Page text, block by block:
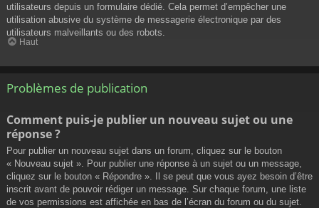
utilisateurs depuis un formulaire dédié. Cela permet d’empêcher une
utilisation abusive du système de messagerie électronique par des
utilisateurs malveillants ou des robots.
Haut
Problèmes de publication
Comment puis-je publier un nouveau sujet ou une
réponse ?
Pour publier un nouveau sujet dans un forum, cliquez sur le bouton
« Nouveau sujet ». Pour publier une réponse à un sujet ou un message,
cliquez sur le bouton « Répondre ». Il se peut que vous ayez besoin d’être
inscrit avant de pouvoir rédiger un message. Sur chaque forum, une liste
de vos permissions est affichée en bas de l’écran du forum ou du sujet.